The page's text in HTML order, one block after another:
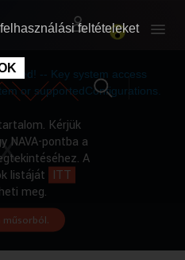
RÓLUNK
RÓLUNK
-- Key system access
or supportedConfigurations.
Kérjük
NAVA-pontba a
A
listáját ITT
meg.
műsorból.
feltételeket